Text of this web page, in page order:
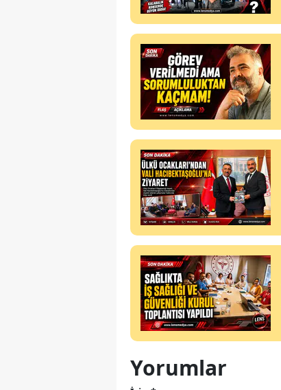
Yorumlar